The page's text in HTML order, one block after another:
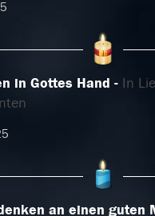
in Gottes Hand
In
an einen guten